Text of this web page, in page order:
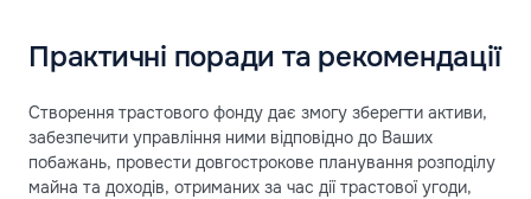
Практичні поради та рекомендації
Створення трастового фонду дає змогу зберегти активи,
забезпечити управління ними відповідно до Ваших
побажань, провести довгострокове планування розподілу
майна та доходів, отриманих за час дії трастової угоди,